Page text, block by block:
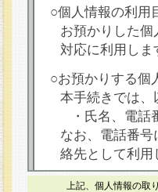
○個人情報の利用
お預かりした
対応に利用しま
○お預かりする個
本手続きでは
・氏名、電
なお、電話番
絡先として利用
○本人が容易に
上記、個人情報の取